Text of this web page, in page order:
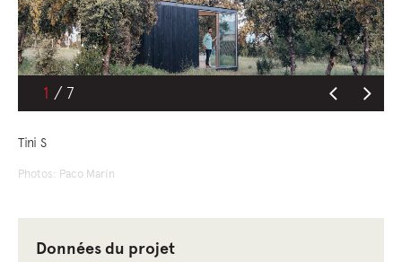
1
Tini S
Photos: Paco Marín
Données du projet